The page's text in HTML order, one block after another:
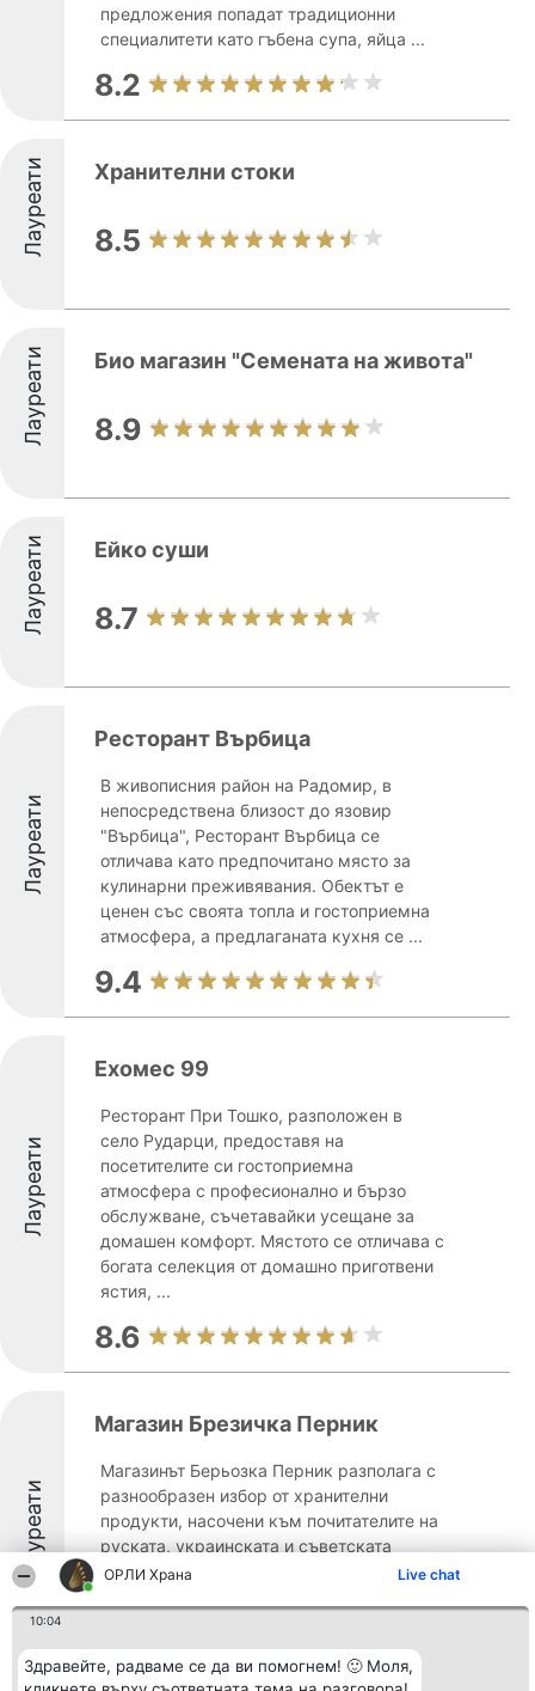
ОРЛИ Храна Live chat
10:04
Здравейте, радваме се да ви помогнем! 🙂 Моля,
предложения попадат традиционни
специалитети като гъбена супа, яйца ...
8.2
Лауреати Хранителни стоки
8.5
Лауреати Био магазин "Семената на живота"
8.9
Лауреати Ейко суши
8.7
Лауреати
Ресторант Върбица
В живописния район на Радомир, в
непосредствена близост до язовир
"Върбица", Ресторант Върбица се
отличава като предпочитано място за
кулинарни преживявания. Обектът е
ценен със своята топла и гостоприемна
атмосфера, а предлаганата кухня се ...
9.4
Лауреати
Ехомес 99
Ресторант При Тошко, разположен в
село Рударци, предоставя на
посетителите си гостоприемна
атмосфера с професионално и бързо
обслужване, съчетавайки усещане за
домашен комфорт. Мястото се отличава с
богата селекция от домашно приготвени
ястия, ...
8.6
Лауреати
Магазин Брезичка Перник
Магазинът Берьозка Перник разполага с
разнообразен избор от хранителни
продукти, насочени към почитателите на
руската, украинската и съветската
кухня. Търговският обект предлага
9